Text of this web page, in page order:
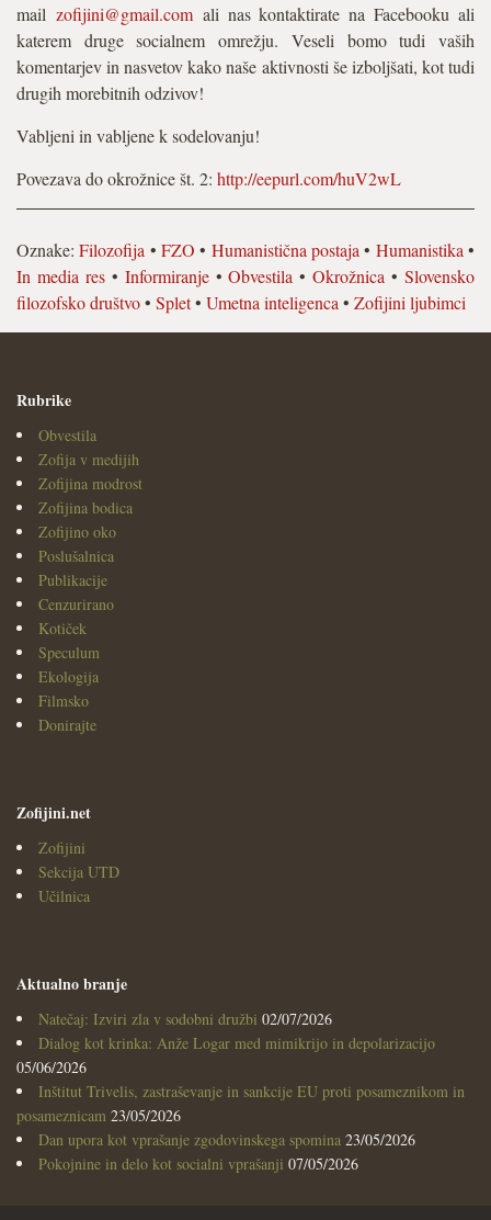
mail zofijini@gmail.comali nas kontaktirate na Facebooku ali
katerem druge socialnem omrežju. Veseli bomo tudi vaših
komentarjev in nasvetov kako naše aktivnosti še izboljšati, kot tudi
drugih morebitnih odzivov!
Vabljeni in vabljene k sodelovanju!
Povezava do okrožnice št. 2: http://eepurl.com/huV2wL
Oznake:Filozofija •FZO • Humanistična postaja • Humanistika •
In media res• Informiranje•Obvestila •Okrožnica •Slovensko
filozofsko društvo• Splet• Umetna inteligenca • Zofijini ljubimci
Rubrike
Obvestila
Zofija v medijih
Zofijina modrost
Zofijina bodica
Zofijino oko
Poslušalnica
Publikacije
Cenzurirano
Kotiček
Speculum
Ekologija
Filmsko
Donirajte
Zofijini.net
Zofijini
Sekcija UTD
Učilnica
Aktualno branje
Natečaj: Izviri zla v sodobni družbi 02/07/2026
Dialog kot krinka: Anže Logar med mimikrijo in depolarizacijo
05/06/2026
Inštitut Trivelis, zastraševanje in sankcije EU proti posameznikom in
posameznicam 23/05/2026
Dan upora kot vprašanje zgodovinskega spomina 23/05/2026
Pokojnine in delo kot socialni vprašanji 07/05/2026